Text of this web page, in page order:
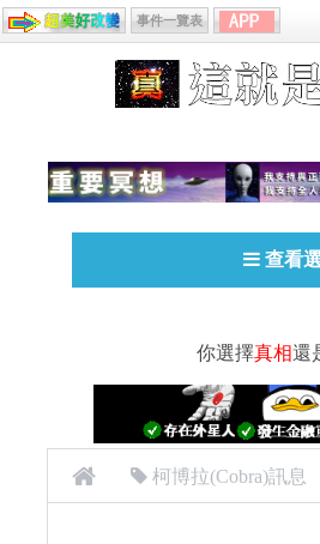
事件一覽表
查看
你選擇真相還
柯博拉(Cobra)訊息